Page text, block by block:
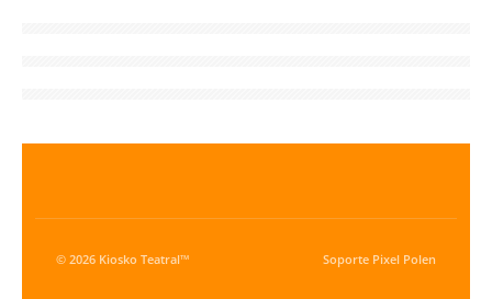
© 2026 Kiosko Teatral™ Soporte Pixel Polen